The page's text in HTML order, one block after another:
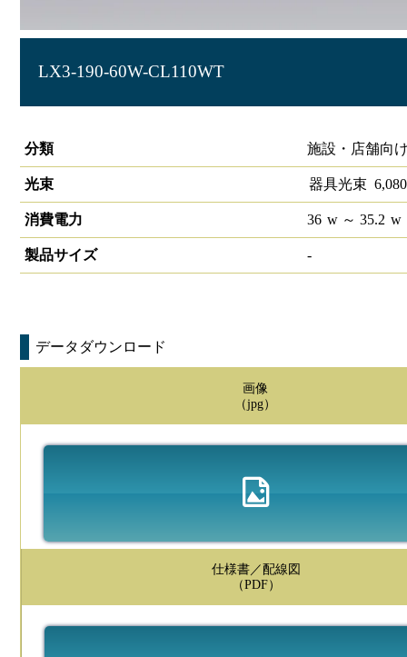
LX3-190-60W-CL110WT
分類
施設・店舗向
光束 器具光束 6,080
消費電力 36 w～ 35.2 w
製品サイズ -
データダウンロード
画像
（jpg）
仕様書／配線図
（PDF）